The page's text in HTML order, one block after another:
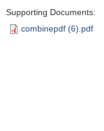
Supporting Documents:
combinepdf (6).pdf